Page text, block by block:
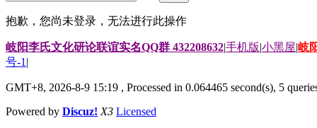
抱歉，您尚未登录，无法进行此操作
岐阳李氏文化研论联谊实名QQ群 432208632|手机版|小黑屋|岐
号-1 |
GMT+8, 2026-8-9 15:19 , Processed in 0.064465 second(s), 5
Powered by Discuz! X3 Licensed